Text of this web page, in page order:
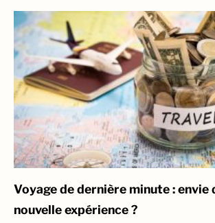
Voyage de dernière minute : envie
nouvelle expérience ?